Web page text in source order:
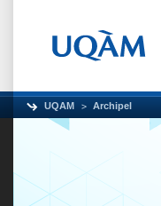
UQAM Archipel